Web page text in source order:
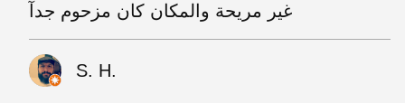
غير مريحة والمكان كان مزحوم جدآ
S. H.